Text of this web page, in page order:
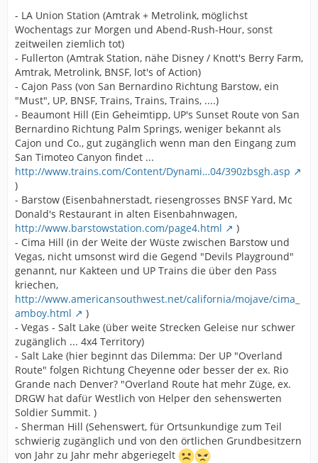
- LA Union Station (Amtrak + Metrolink, möglichst
Wochentags zur Morgen und Abend-Rush-Hour, sonst
zeitweilen ziemlich tot)
- Fullerton (Amtrak Station, nähe Disney / Knott's Berry Farm,
Amtrak, Metrolink, BNSF, lot's of Action)
- Cajon Pass (von San Bernardino Richtung Barstow, ein
"Must", UP, BNSF, Trains, Trains, Trains, ....)
- Beaumont Hill (Ein Geheimtipp, UP's Sunset Route von San
Bernardino Richtung Palm Springs, weniger bekannt als
Cajon und Co., gut zugänglich wenn man den Eingang zum
San Timoteo Canyon findet ...
http://www.trains.com/Content/Dynami…04/390zbsgh.asp
)
- Barstow (Eisenbahnerstadt, riesengrosses BNSF Yard, Mc
Donald's Restaurant in alten Eisenbahnwagen,
http://www.barstowstation.com/page4.html
)
- Cima Hill (in der Weite der Wüste zwischen Barstow und
Vegas, nicht umsonst wird die Gegend "Devils Playground"
genannt, nur Kakteen und UP Trains die über den Pass
kriechen,
http://www.americansouthwest.net/california/mojave/cima_
amboy.html
)
- Vegas - Salt Lake (über weite Strecken Geleise nur schwer
zugänglich ... 4x4 Territory)
- Salt Lake (hier beginnt das Dilemma: Der UP "Overland
Route" folgen Richtung Cheyenne oder besser der ex. Rio
Grande nach Denver? "Overland Route hat mehr Züge, ex.
DRGW hat dafür Westlich von Helper den sehenswerten
Soldier Summit. )
- Sherman Hill (Sehenswert, für Ortsunkundige zum Teil
schwierig zugänglich und von den örtlichen Grundbesitzern
von Jahr zu Jahr mehr abgeriegelt